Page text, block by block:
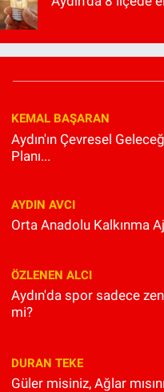
KEMAL BAŞARAN
Aydın'ın Çevresel
Planı...
AYDIN AVCI
Orta Anadolu Kalkınma
ÖZLENEN ALCI
Aydın'da spor sadece
mi?
DURAN TEKE
Güler misiniz, Ağlar